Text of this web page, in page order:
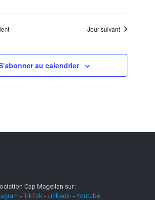
Jour suivant
au calendrier
Cap Magellan sur :
-TikTok - Linkedin - Youtube